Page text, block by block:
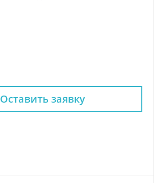
Оставить заявку